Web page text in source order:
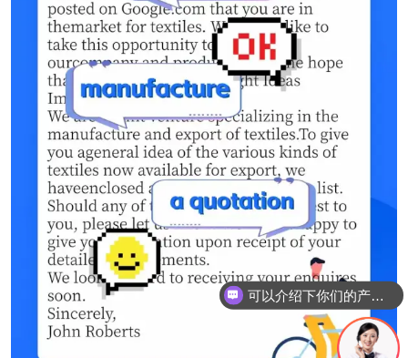
可以介绍下你们的产品么